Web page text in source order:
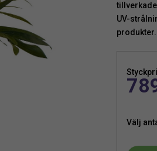
UV-
produkter.